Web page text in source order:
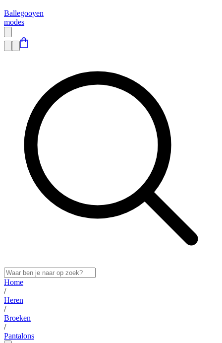
Ballegooyen
modes
Home
/
Heren
/
Broeken
/
Pantalons